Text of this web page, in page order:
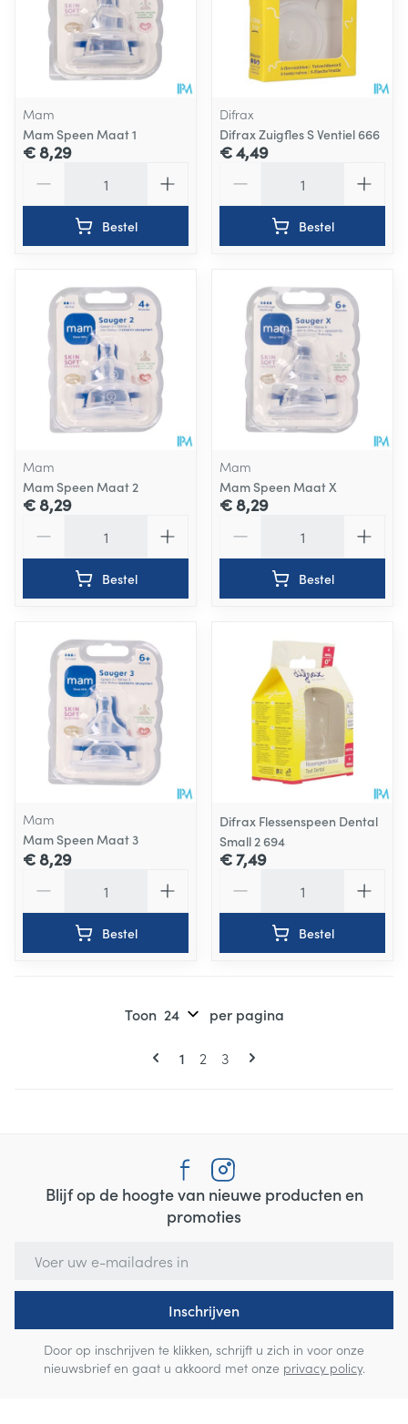
Mam
Mam Speen Maat 1
€ 8,29
Bestel
Difrax
Difrax Zuigfles S Ventiel 666
€ 4,49
Bestel
Mam
Mam Speen Maat 2
€ 8,29
Bestel
Mam
Mam Speen Maat X
€ 8,29
Bestel
Mam
Mam Speen Maat 3
€ 8,29
Bestel
Difrax Flessenspeen Dental
Small 2 694
€ 7,49
Bestel
Pagina's
U lees momenteel pagina
1 Pagina
2 Pagina
3
Toon per pagina
Blijf op de hoogte van nieuwe producten en
promoties
Inschrijven
Door op inschrijven te klikken, schrijft u zich in voor onze
nieuwsbrief en gaat u akkoord met onze privacy policy.